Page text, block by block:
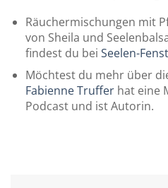
Räuchermischungen mit
von Sheila und
findest du bei Seelen-
Möchtest du mehr über
Fabienne Trufferhat eine
Podcast und ist Autorin.